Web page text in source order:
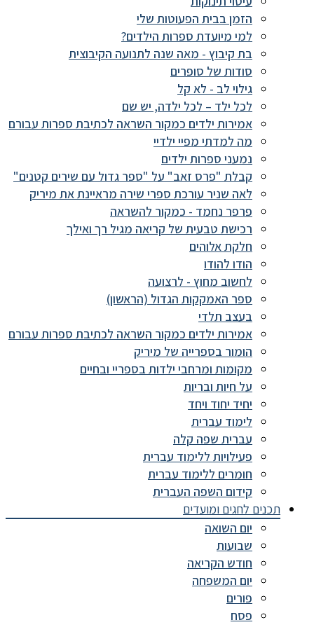
הזמן בבית הפעוטות שלי
למי מיועדת ספרות הילדים?
בת קיבוץ - מאה שנה לתנועה הקיבוצית
סודות של סופרים
גילוי לב - לא קל
לכל ילד – לכל ילדה, יש שם
אמירות ילדים כמקור השראה לכתיבת ספרות עבורם
מה למדתי מפיי ילדיי
נמעני ספרות ילדים
קבלת "פרס זאב" על "ספר גדול עם שירים קטנים"
לאה שניר עורכת ספרי שירה מראיינת את מיריק
פרפר נחמד - כמקור להשראה
רכישת טבעית של קריאה מגיל רך ואילך
חלקת אלוהים
הודו להודו
לחשוב מחוץ - לרצועה
ספר האמקקות הגדול (הראשון)
בעצב תלדי
אמירות ילדים כמקור השראה לכתיבת ספרות עבורם
הומור בספרייה של מיריק
מקומות ומרחבי ילדות בספריי ובחיים
על חיות ובריות
יחיד יחוד ויחד
לימוד עברית
עברית שפה קלה
פעילויות ללימוד עברית
חומרים ללימוד עברית
קידום השפה העברית
תכנים לחגים ומועדים
יום השואה
שבועות
חודש הקריאה
יום המשפחה
פורים
פסח